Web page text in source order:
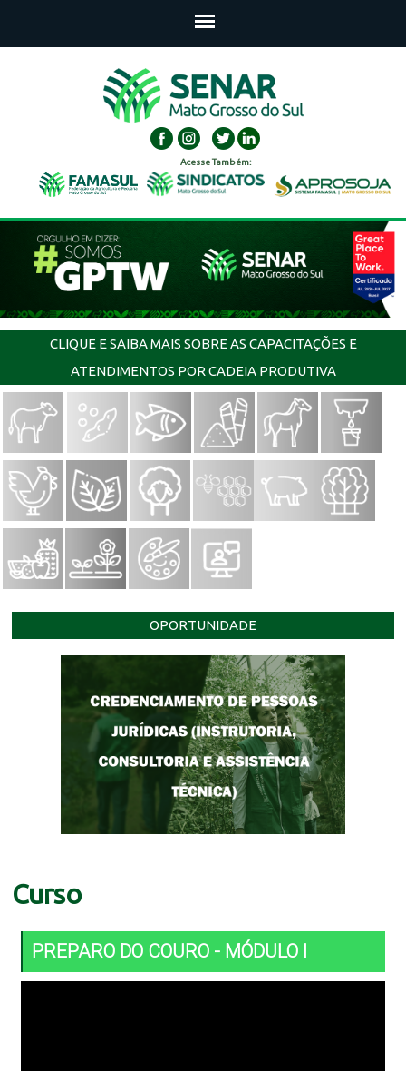
Acesse Também:
CLIQUE E SAIBA MAIS SOBRE AS CAPACITAÇÕES E
ATENDIMENTOS POR CADEIA PRODUTIVA
OPORTUNIDADE
Curso
PREPARO DO COURO - MÓDULO I